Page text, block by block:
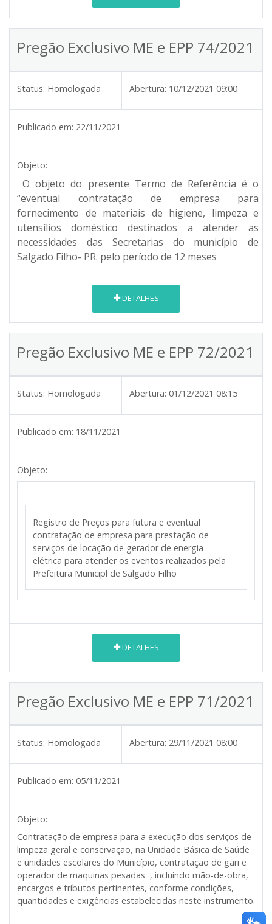
Pregão Exclusivo ME e EPP 74/2021
Status: Homologada Abertura: 10/12/2021 09:00
Publicado em: 22/11/2021
Objeto:
O objeto do presente Termo de Referência é o
“eventual contratação de empresa para
fornecimento de materiais de higiene, limpeza e
utensílios doméstico destinados a atender as
necessidades das Secretarias do município de
Salgado Filho- PR. pelo período de 12 meses
DETALHES
Pregão Exclusivo ME e EPP 72/2021
Status: Homologada Abertura: 01/12/2021 08:15
Publicado em: 18/11/2021
Objeto:
Registro de Preços para futura e eventual
contratação de empresa para prestação de
serviços de locação de gerador de energia
elétrica para atender os eventos realizados pela
Prefeitura Municipl de Salgado Filho
DETALHES
Pregão Exclusivo ME e EPP 71/2021
Status: Homologada Abertura: 29/11/2021 08:00
Publicado em: 05/11/2021
Objeto:
Contratação de empresa para a execução dos serviços de
limpeza geral e conservação, na Unidade Básica de Saúde
e unidades escolares do Município, contratação de gari e
operador de maquinas pesadas , incluindo mão-de-obra,
encargos e tributos pertinentes, conforme condições,
quantidades e exigências estabelecidas neste instrumento.